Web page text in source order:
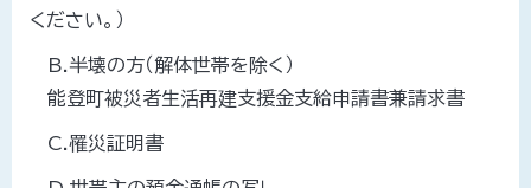
ください。）
B.半壊の方（解体世帯を除く）
能登町被災者生活再建支援金支給申請書兼請求書
C.罹災証明書